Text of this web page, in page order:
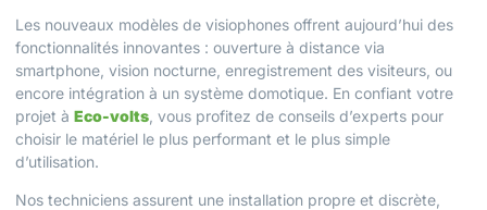
Les nouveaux modèles de visiophones offrent aujourd’hui des
fonctionnalités innovantes : ouverture à distance via
smartphone, vision nocturne, enregistrement des visiteurs, ou
encore intégration à un système domotique. En confiant votre
projet à Eco-volts , vous profitez de conseils d’experts pour
choisir le matériel le plus performant et le plus simple
d’utilisation.
Nos techniciens assurent une installation propre et discrète,